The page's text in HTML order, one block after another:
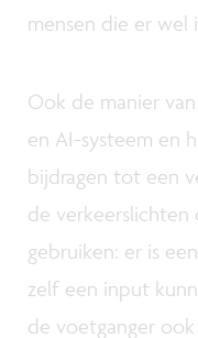
mensen die er wel
Ook de manier
en AI-systeem en
bijdragen tot een
de verkeerslichten
gebruiken: er is
zelf een input
de voetganger